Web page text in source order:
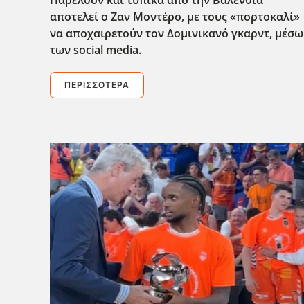
αποτελεί ο Ζαν Μοντέρο, με τους «πορτοκαλί»
να αποχαιρετούν τον Δομινικανό γκαρντ, μέσω
των social media.
ΠΕΡΙΣΣΌΤΕΡΑ